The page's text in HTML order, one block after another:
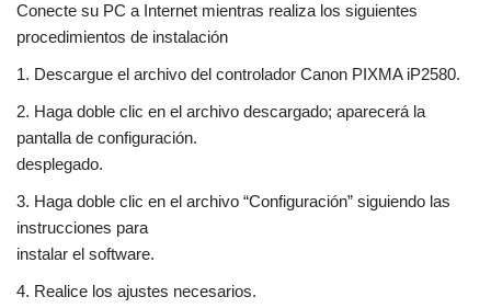
Conecte su PC a Internet mientras realiza los siguientes
procedimientos de instalación
1. Descargue el archivo del controlador Canon PIXMA iP2580.
2. Haga doble clic en el archivo descargado; aparecerá la
pantalla de configuración.
desplegado.
3. Haga doble clic en el archivo “Configuración” siguiendo las
instrucciones para
instalar el software.
4. Realice los ajustes necesarios.